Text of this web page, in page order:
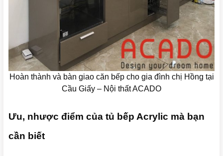
Hoàn thành và bàn giao căn bếp cho gia đình chị Hồng tại
Cầu Giấy – Nội thất ACADO
Ưu, nhược điểm của tủ bếp Acrylic mà bạn
cần biết